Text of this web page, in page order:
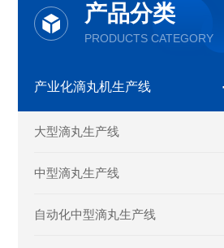
产品分类
PRODUCTS CATEGORY
产业化滴丸机生产线
大型滴丸生产线
中型滴丸生产线
自动化中型滴丸生产线